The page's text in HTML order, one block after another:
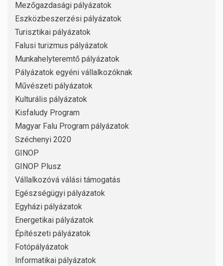
Mezőgazdasági pályázatok
Eszközbeszerzési pályázatok
Turisztikai pályázatok
Falusi turizmus pályázatok
Munkahelyteremtő pályázatok
Pályázatok egyéni vállalkozóknak
Művészeti pályázatok
Kulturális pályázatok
Kisfaludy Program
Magyar Falu Program pályázatok
Széchenyi 2020
GINOP
GINOP Plusz
Vállalkozóvá válási támogatás
Egészségügyi pályázatok
Egyházi pályázatok
Energetikai pályázatok
Építészeti pályázatok
Fotópályázatok
Informatikai pályázatok